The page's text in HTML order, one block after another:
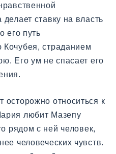
ставку на власть
его путь
Кочубея, страданием
Его ум не спасает его
осторожно относиться к
любит Мазепу
рядом с ней человек,
человеческих чувств.